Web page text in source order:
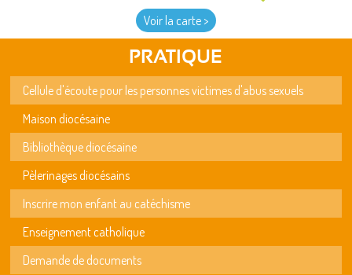
Voir la carte >
PRATIQUE
Cellule d'écoute pour les personnes victimes d'abus sexuels
Maison diocésaine
Bibliothèque diocésaine
Pèlerinages diocésains
Inscrire mon enfant au catéchisme
Enseignement catholique
Demande de documents